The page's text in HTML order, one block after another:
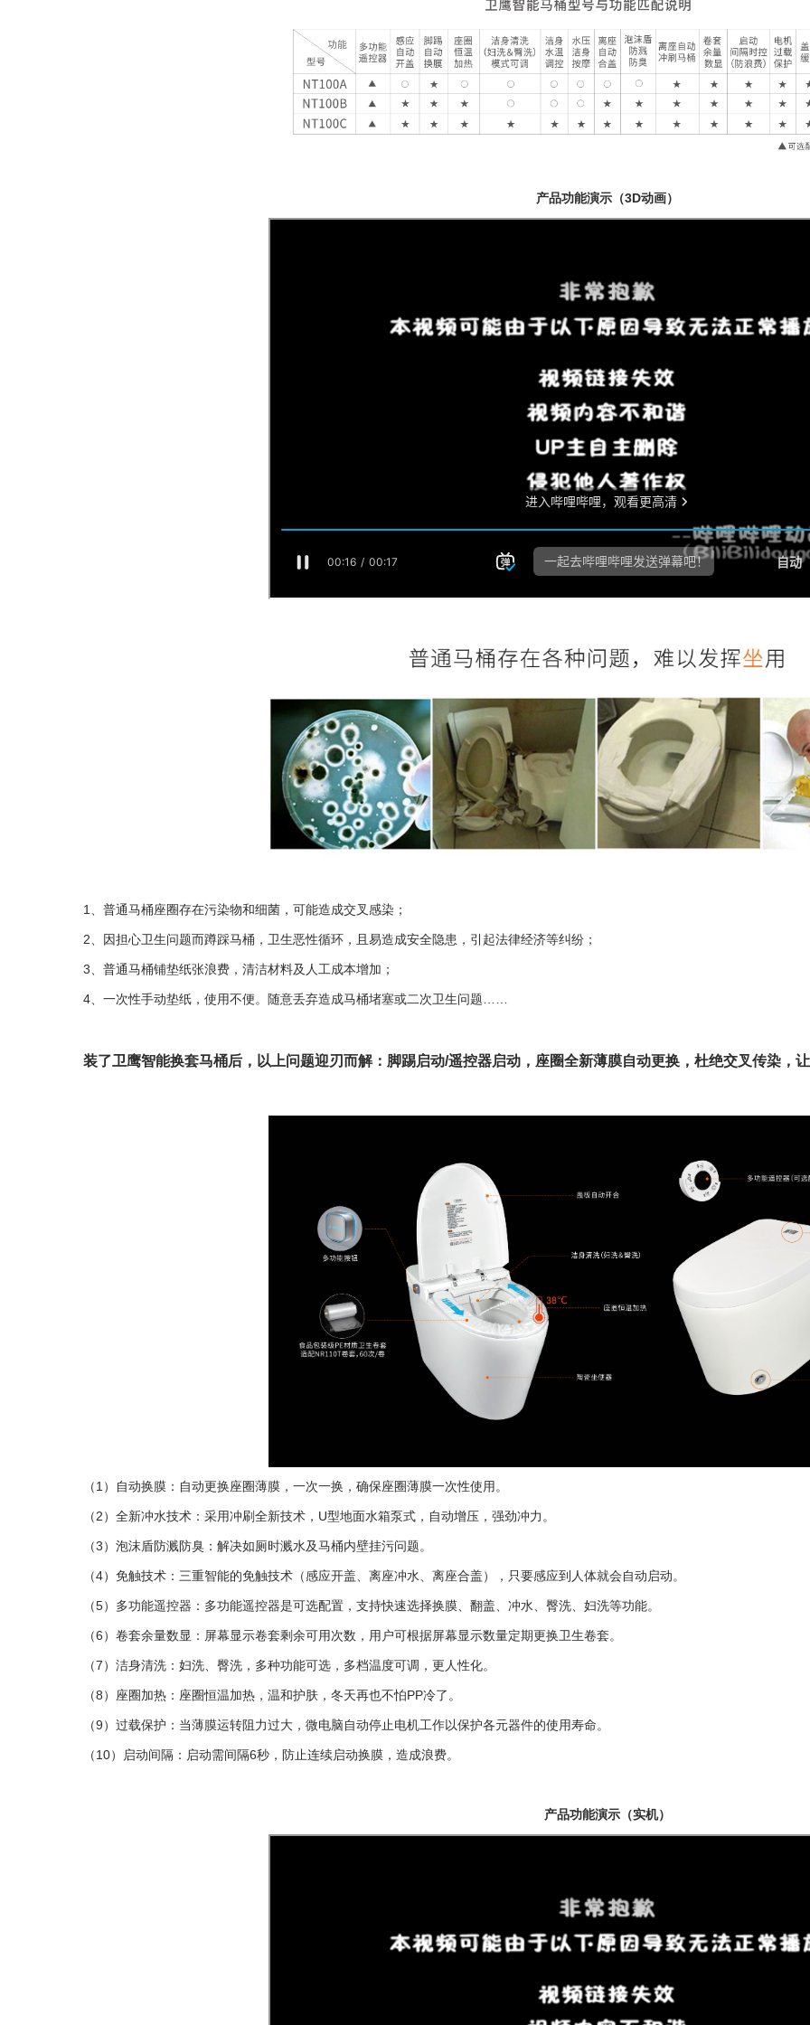
产品功能演示（3D动画）
1、普通马桶座圈存在污染物和细菌，可能造成交叉感染；
2、因担心卫生问题而蹲踩马桶，卫生恶性循环，且易造成安全隐患，引起法律经济等纠纷；
3、普通马桶铺垫纸张浪费，清洁材料及人工成本增加；
4、一次性手动垫纸，使用不便。随意丢弃造成马桶堵塞或二次卫生问题……
装了卫鹰智能换套马桶后，以上问题迎刃而解：脚踢启动/遥控器启动，座圈全新薄膜自动更换，杜绝交叉传染，让
（1）自动换膜：自动更换座圈薄膜，一次一换，确保座圈薄膜一次性使用。
（2）全新冲水技术：采用冲刷全新技术，U型地面水箱泵式，自动增压，强劲冲力。
（3）泡沫盾防溅防臭 ：解决如厕时溅水及马桶内壁挂污问题。
（4）免触技术： 三重智能的免触技术（感应开盖、离座冲水、离座合盖），只要感应到人体就会自动启动。
（5）多功能遥控器：多功能遥控器是可选配置，支持快速选择换膜、翻盖、冲水、臀洗、妇洗等功能。
（6）卷套余量数显：屏幕显示卷套剩余可用次数，用户可根据屏幕显示数量定期更换卫生卷套。
（7） 洁身清洗：妇洗、臀洗，多种功能可选，多档温度可调，更人性化。
（8） 座圈加热 ： 座圈恒温加热，温和护肤，冬天再也不怕PP冷了。
（9）过载保护：当薄膜运转阻力过大，微电脑自动停止电机工作以保护各元器件的使用寿命。
（10）启动间隔：启动需间隔6秒，防止连续启动换膜，造成浪费。
产品功能演示（实机）